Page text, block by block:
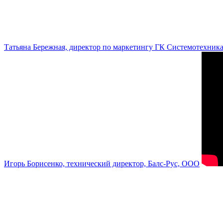
Татьяна Бережная, директор по маркетингу ГК Системотехника
Игорь Борисенко, технический директор, Балс-Рус, ООО